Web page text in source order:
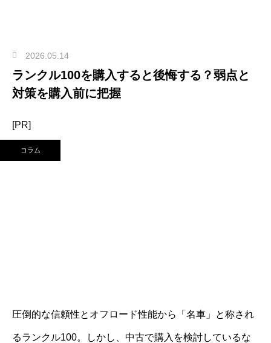
2026.05.14
ランクル100を購入すると後悔する？弱点と
対策を購入前に把握
[PR]
コラム
圧倒的な信頼性とオフロード性能から「名車」と称され
るランクル100。しかし、中古で購入を検討しているな